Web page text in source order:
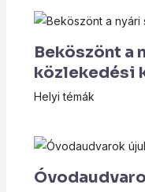
Beköszönt a
közlekedési
Helyi témák